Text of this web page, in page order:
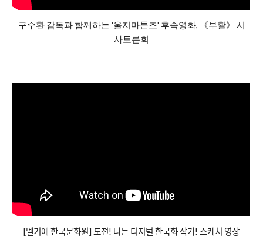
구수환 감독과 함께하는 '울지마톤즈' 후속영화, 《부활》 시
사토론회
[벨기에 한국문화원] 도전! 나는 디지털 한국화 작가! 스케치 영상